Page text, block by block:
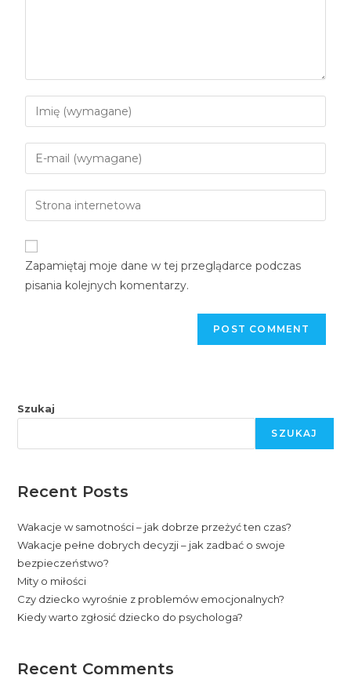
Zapamiętaj moje dane w tej przeglądarce podczas
pisania kolejnych komentarzy.
Szukaj
SZUKAJ
Recent Posts
Wakacje w samotności – jak dobrze przeżyć ten czas?
Wakacje pełne dobrych decyzji – jak zadbać o swoje
bezpieczeństwo?
Mity o miłości
Czy dziecko wyrośnie z problemów emocjonalnych?
Kiedy warto zgłosić dziecko do psychologa?
Recent Comments